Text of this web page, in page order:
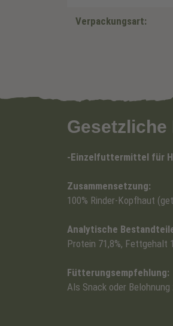
Verpackungsart:
-Einzelfuttermittel für
Zusammensetzung:
100% Rinder-Kopfhaut
Analytische
Protein 71,8%, Fettgehalt
Fütterungsempfehlung:
Als Snack oder